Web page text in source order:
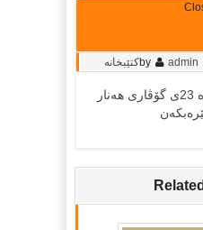
by admin کتێبخانە
ۆ خوێندنه‌وه‌ی ژماره‌ 23ی گۆڤاری هه‌نار